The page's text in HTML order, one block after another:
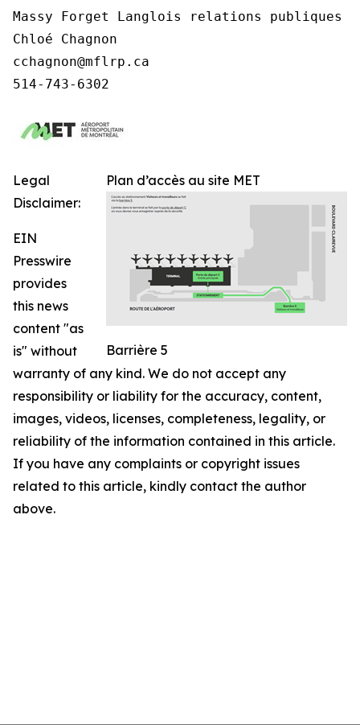
Massy Forget Langlois relations publiques
Chloé Chagnon
cchagnon@mflrp.ca
514-743-6302
Plan d’accès au site MET
Barrière 5
Legal
Disclaimer:
EIN
Presswire
provides
this news
content "as
is" without
warranty of any kind. We do not accept any
responsibility or liability for the accuracy, content,
images, videos, licenses, completeness, legality, or
reliability of the information contained in this article.
If you have any complaints or copyright issues
related to this article, kindly contact the author
above.